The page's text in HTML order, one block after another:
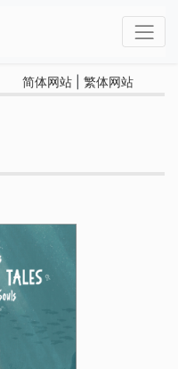
简体网站 繁体网站